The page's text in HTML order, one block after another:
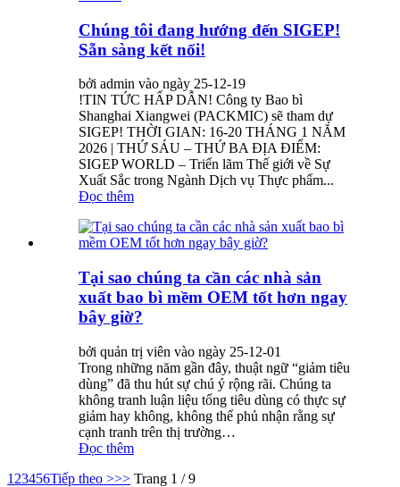
Chúng tôi đang hướng đến SIGEP!
Sẵn sàng kết nối!
bởi admin vào ngày 25-12-19
!TIN TỨC HẤP DẪN! Công ty Bao bì
Shanghai Xiangwei (PACKMIC) sẽ tham dự
SIGEP! THỜI GIAN: 16-20 THÁNG 1 NĂM
2026 | THỨ SÁU – THỨ BA ĐỊA ĐIỂM:
SIGEP WORLD – Triển lãm Thế giới về Sự
Xuất Sắc trong Ngành Dịch vụ Thực phẩm...
Đọc thêm
Tại sao chúng ta cần các nhà sản
xuất bao bì mềm OEM tốt hơn ngay
bây giờ?
bởi quản trị viên vào ngày 25-12-01
Trong những năm gần đây, thuật ngữ “giảm tiêu
dùng” đã thu hút sự chú ý rộng rãi. Chúng ta
không tranh luận liệu tổng tiêu dùng có thực sự
giảm hay không, không thể phủ nhận rằng sự
cạnh tranh trên thị trường…
Đọc thêm
1 23456Tiếp theo >>> Trang 1 / 9